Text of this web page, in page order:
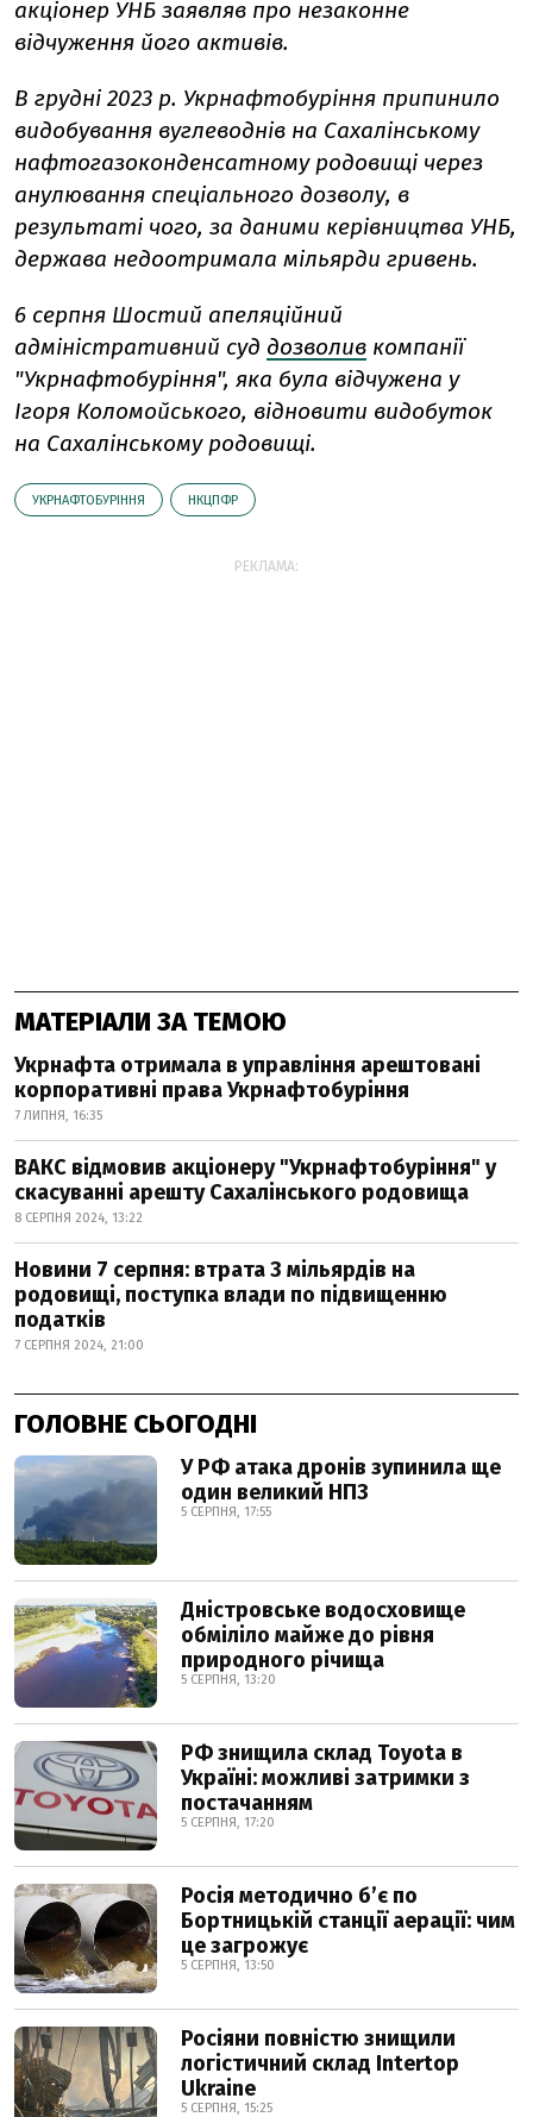
акціонер УНБ заявляв про незаконне
відчуження його активів.
В грудні 2023 р. Укрнафтобуріння припинило
видобування вуглеводнів на Сахалінському
нафтогазоконденсатному родовищі через
анулювання спеціального дозволу, в
результаті чого, за даними керівництва УНБ,
держава недоотримала мільярди гривень.
6 серпня Шостий апеляційний
адміністративний суд дозволив компанії
"Укрнафтобуріння", яка була відчужена у
Ігоря Коломойського, відновити видобуток
на Сахалінському родовищі.
УКРНАФТОБУРІННЯ НКЦПФР
РЕКЛАМА:
МАТЕРІАЛИ ЗА ТЕМОЮ
Укрнафта отримала в управління арештовані
корпоративні права Укрнафтобуріння
7 ЛИПНЯ, 16:35
ВАКС відмовив акціонеру "Укрнафтобуріння" у
скасуванні арешту Сахалінського родовища
8 СЕРПНЯ 2024, 13:22
Новини 7 серпня: втрата 3 мільярдів на
родовищі, поступка влади по підвищенню
податків
7 СЕРПНЯ 2024, 21:00
ГОЛОВНЕ СЬОГОДНІ
У РФ атака дронів зупинила ще
один великий НПЗ
5 СЕРПНЯ, 17:55
Дністровське водосховище
обміліло майже до рівня
природного річища
5 СЕРПНЯ, 13:20
РФ знищила склад Toyota в
Україні: можливі затримки з
постачанням
5 СЕРПНЯ, 17:20
Росія методично б’є по
Бортницькій станції аерації: чим
це загрожує
5 СЕРПНЯ, 13:50
Росіяни повністю знищили
логістичний склад Intertop
Ukraine
5 СЕРПНЯ, 15:25